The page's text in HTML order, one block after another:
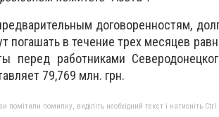
договоренностям,
погашать в течение трех месяцев
перед работниками
79,769 млн. грн.
помітили помилку, виділіть необхідний текст і натисніть